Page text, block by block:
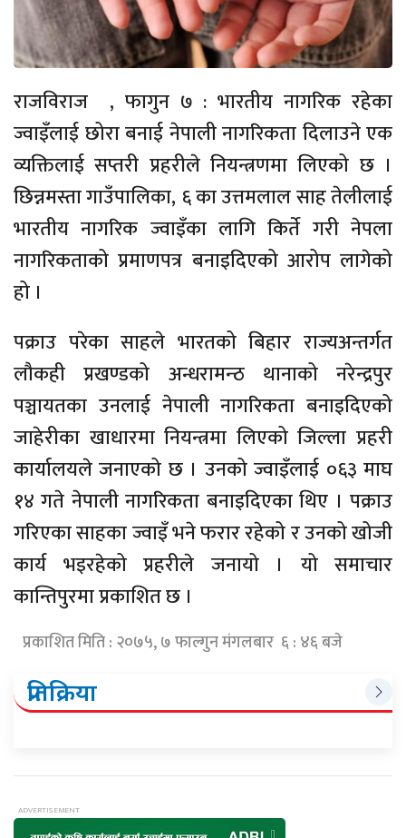
राजविराज , फागुन ७ : भारतीय नागरिक रहेका
ज्वाइँलाई छोरा बनाई नेपाली नागरिकता दिलाउने एक
व्यक्तिलाई सप्तरी प्रहरीले नियन्त्रणमा लिएको छ ।
छिन्नमस्ता गाउँपालिका, ६ का उत्तमलाल साह तेलीलाई
भारतीय नागरिक ज्वाइँका लागि किर्ते गरी नेपला
नागरिकताको प्रमाणपत्र बनाइदिएको आरोप लागेको
हो ।
पक्राउ परेका साहले भारतको बिहार राज्यअन्तर्गत
लौकही प्रखण्डको अन्धरामन्ठ थानाको नरेन्द्रपुर
पञ्चायतका उनलाई नेपाली नागरिकता बनाइदिएको
जाहेरीका खाधारमा नियन्त्रमा लिएको जिल्ला प्रहरी
कार्यालयले जनाएको छ । उनको ज्वाइँलाई ०६३ माघ
१४ गते नेपाली नागरिकता बनाइदिएका थिए । पक्राउ
गरिएका साहका ज्वाइँ भने फरार रहेको र उनको खोजी
कार्य भइरहेको प्रहरीले जनायो । यो समाचार
कान्तिपुरमा प्रकाशित छ ।
प्रकाशित मिति : २०७५, ७ फाल्गुन मंगलबार ६ : ४६ बजे
प्रतिक्रिया